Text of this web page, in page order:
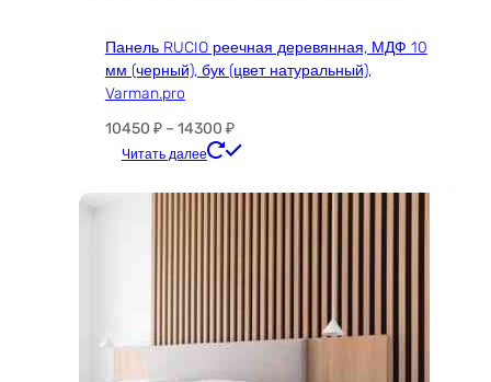
можно
выбрать
Панель RUCIO реечная деревянная, МДФ 10
мм (черный), бук (цвет натуральный),
Varman.pro
10450 ₽ – 14300 ₽Диапазон
цен:
Читать далее
на